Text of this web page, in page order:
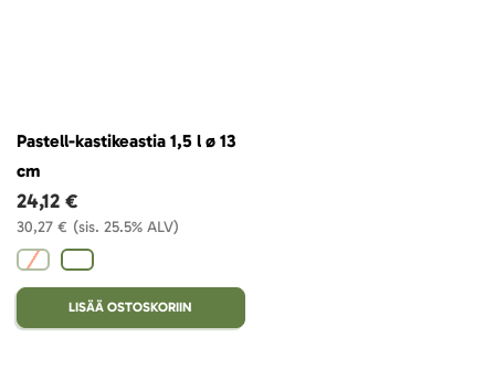
Pastell-kastikeastia 1,5 l ø 13
cm
(sis. 25.5% ALV)
30,27 €
24,12 €
LISÄÄ OSTOSKORIIN